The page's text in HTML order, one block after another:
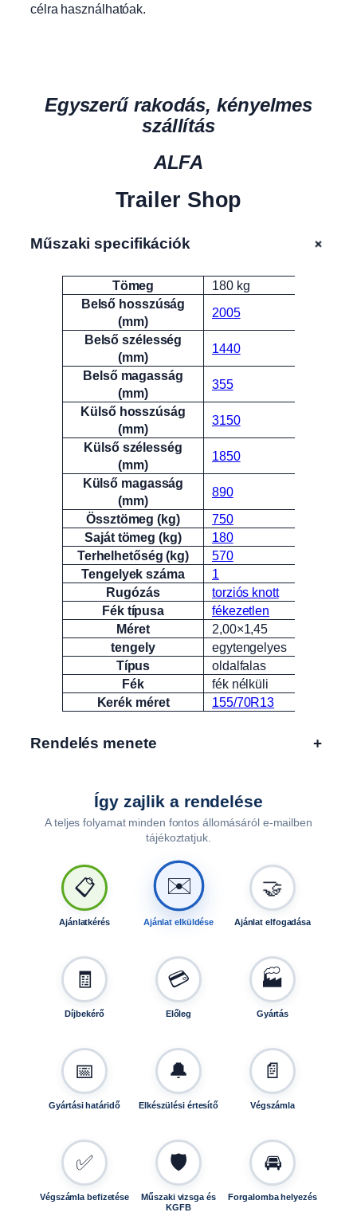
célra használhatóak.
Egyszerű rakodás, kényelmes
szállítás
ALFA
Trailer Shop
Műszaki specifikációk +
Attribútumok Érték
Tömeg
180 kg
Belső hosszúság
(mm)
2005
Belső szélesség
(mm)
1440
Belső magasság
(mm)
355
Külső hosszúság
(mm)
3150
Külső szélesség
(mm)
1850
Külső magasság
(mm)
890
Össztömeg (kg)
750
Saját tömeg (kg)
180
Terhelhetőség (kg)
570
Tengelyek száma
1
Rugózás
torziós knott
Fék típusa
fékezetlen
Méret
2,00×1,45
tengely
egytengelyes
Típus
oldalfalas
Fék
fék nélküli
Kerék méret
155/70R13
Rendelés menete +
Így zajlik a rendelése
A teljes folyamat minden fontos állomásáról e-mailben
tájékoztatjuk.
📋
Ajánlatkérés
✉️
Ajánlat elküldése
🤝
Ajánlat elfogadása
🧾
Díjbekérő
💳
Előleg
🏭
Gyártás
📅
Gyártási határidő
🔔
Elkészülési értesítő
📄
Végszámla
✅
Végszámla befizetése
🛡️
Műszaki vizsga és
KGFB
🚘
Forgalomba helyezés